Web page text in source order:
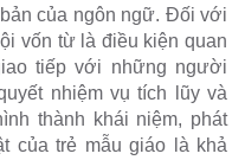
của ngôn ngữ. Đối với
vốn từ là điều kiện quan
tiếp với những người
nhiệm vụ tích lũy và
thành khái niệm, phát
của trẻ mẫu giáo là khả